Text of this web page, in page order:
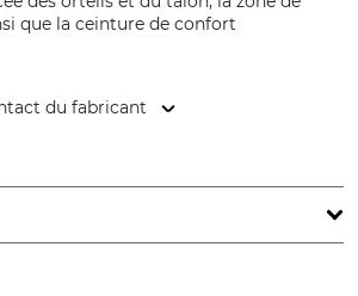
que la ceinture de confort
du fabricant